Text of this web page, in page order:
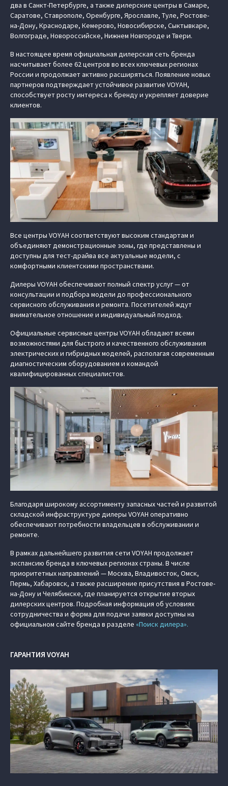
два в Санкт-Петербурге, а также дилерские центры в Самаре,
Саратове, Ставрополе, Оренбурге, Ярославле, Туле, Ростове-
на-Дону, Краснодаре, Кемерово, Новосибирске, Сыктывкаре,
Волгограде, Новороссийске, Нижнем Новгороде и Твери.
В настоящее время официальная дилерская сеть бренда
насчитывает более 62 центров во всех ключевых регионах
России и продолжает активно расширяться. Появление новых
партнеров подтверждает устойчивое развитие VOYAH,
способствует росту интереса к бренду и укрепляет доверие
клиентов.
Все центры VOYAH соответствуют высоким стандартам и
объединяют демонстрационные зоны, где представлены и
доступны для тест-драйва все актуальные модели, с
комфортными клиентскими пространствами.
Дилеры VOYAH обеспечивают полный спектр услуг — от
консультации и подбора модели до профессионального
сервисного обслуживания и ремонта. Посетителей ждут
внимательное отношение и индивидуальный подход.
Официальные сервисные центры VOYAH обладают всеми
возможностями для быстрого и качественного обслуживания
электрических и гибридных моделей, располагая современным
диагностическим оборудованием и командой
квалифицированных специалистов.
Благодаря широкому ассортименту запасных частей и развитой
складской инфраструктуре дилеры VOYAH оперативно
обеспечивают потребности владельцев в обслуживании и
ремонте.
В рамках дальнейшего развития сети VOYAH продолжает
экспансию бренда в ключевых регионах страны. В числе
приоритетных направлений — Москва, Владивосток, Омск,
Пермь, Хабаровск, а также расширение присутствия в Ростове-
на-Дону и Челябинске, где планируется открытие вторых
дилерских центров. Подробная информация об условиях
сотрудничества и форма для подачи заявки доступны на
официальном сайте бренда в разделе «Поиск дилера».
ГАРАНТИЯ VOYAH